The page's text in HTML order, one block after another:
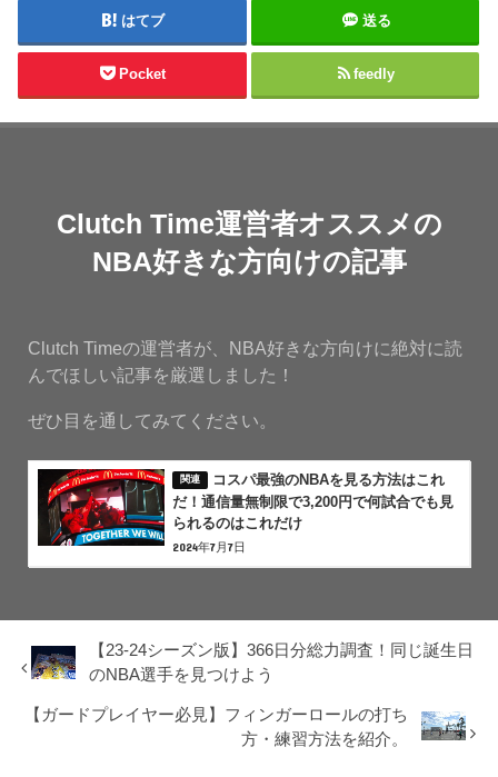
はてブ 送る
Pocket feedly
Clutch Time運営者オススメの
NBA好きな方向けの記事
Clutch Timeの運営者が、NBA好きな方向けに絶対に読
んでほしい記事を厳選しました！
ぜひ目を通してみてください。
コスパ最強のNBAを見る方法はこれ
だ！通信量無制限で3,200円で何試合でも見
られるのはこれだけ
2024年7月7日
【23-24シーズン版】366日分総力調査！同じ誕生日
のNBA選手を見つけよう
【ガードプレイヤー必見】フィンガーロールの打ち
方・練習方法を紹介。